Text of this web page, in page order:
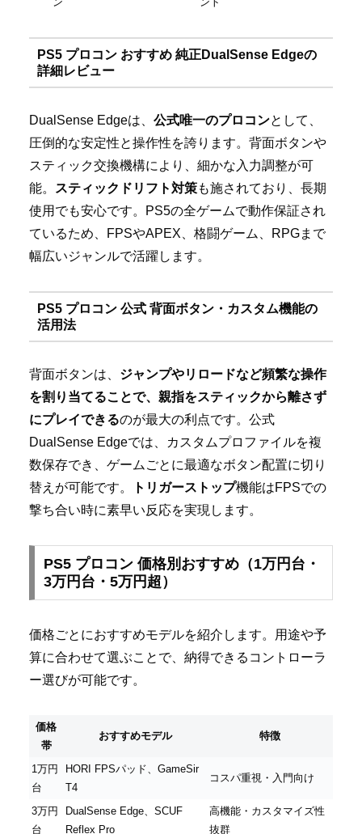
PS5 プロコン おすすめ 純正DualSense Edgeの
詳細レビュー
DualSense Edgeは、 公式唯一のプロコンとして、
圧倒的な安定性と操作性を誇ります。背面ボタンや
スティック交換機構により、細かな入力調整が可
能。
スティックドリフト対策も施されており、長期
使用でも安心です。PS5の全ゲームで動作保証され
ているため、FPSやAPEX、格闘ゲーム、RPGまで
幅広いジャンルで活躍します。
PS5 プロコン 公式 背面ボタン・カスタム機能の
活用法
背面ボタンは、 ジャンプやリロードなど頻繁な操作
を割り当てることで、親指をスティックから離さず
にプレイできるのが最大の利点です。公式
DualSense Edgeでは、カスタムプロファイルを複
数保存でき、ゲームごとに最適なボタン配置に切り
替えが可能です。
トリガーストップ機能はFPSでの
撃ち合い時に素早い反応を実現します。
PS5 プロコン 価格別おすすめ（1万円台・
3万円台・5万円超）
価格ごとにおすすめモデルを紹介します。用途や予
算に合わせて選ぶことで、納得できるコントローラ
ー選びが可能です。
価格
帯
おすすめモデル 特徴
1万円
台
HORI FPSパッド、GameSir
T4
コスパ重視・入門向け
3万円
台
DualSense Edge、SCUF
Reflex Pro
高機能・カスタマイズ性
抜群